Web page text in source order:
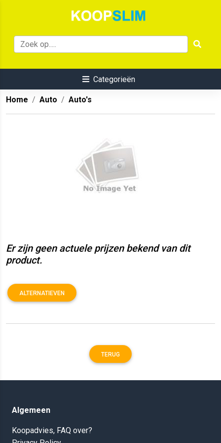
Categorieën
Home Auto Auto's
Er zijn geen actuele prijzen bekend van dit
product.
ALTERNATIEVEN
TERUG
Algemeen
Koopadvies, FAQ over?